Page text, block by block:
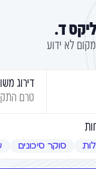
ד.
מקום לא ידוע
דירוג
טרם
סוקר סיכונים